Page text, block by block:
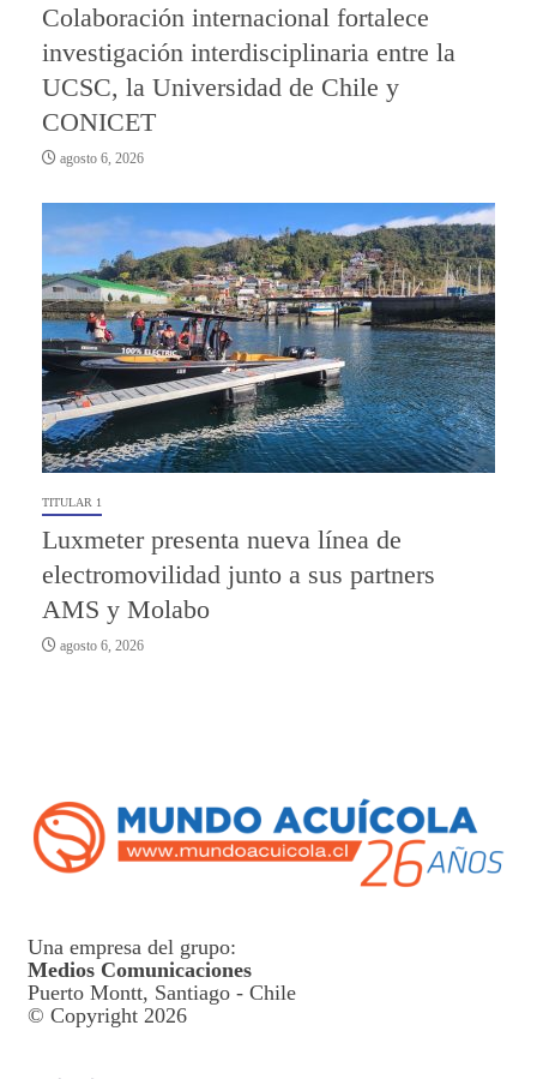
Colaboración internacional fortalece
investigación interdisciplinaria entre la
UCSC, la Universidad de Chile y
CONICET
agosto 6, 2026
TITULAR 1
Luxmeter presenta nueva línea de
electromovilidad junto a sus partners
AMS y Molabo
agosto 6, 2026
Una empresa del grupo:
Medios Comunicaciones
Puerto Montt, Santiago - Chile
© Copyright 2026